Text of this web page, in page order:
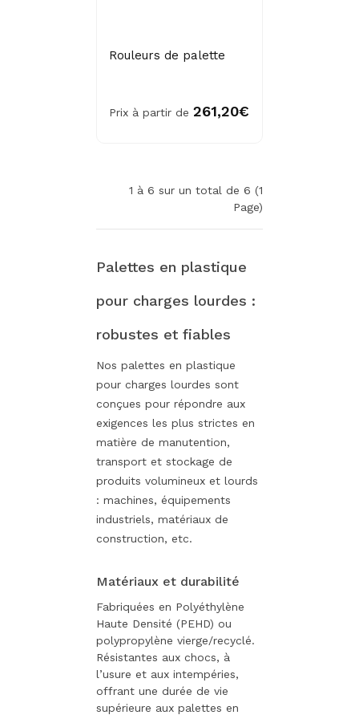
Palettes en plastique
pour charges lourdes :
robustes et fiables
Nos palettes en plastique
pour charges lourdes sont
conçues pour répondre aux
exigences les plus strictes en
matière de manutention,
transport et stockage de
produits volumineux et lourds
: machines, équipements
industriels, matériaux de
construction, etc.
Matériaux et durabilité
Fabriquées en Polyéthylène
Haute Densité (PEHD) ou
polypropylène vierge/recyclé.
Résistantes aux chocs, à
l’usure et aux intempéries,
offrant une durée de vie
supérieure aux palettes en
Rouleurs de palette
Prix à partir de 261,20€
1 à 6 sur un total de 6 (1
Page)